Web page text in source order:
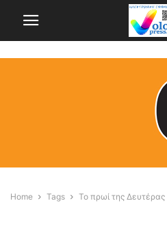
Home Tags Το πρωί της Δευτέρας